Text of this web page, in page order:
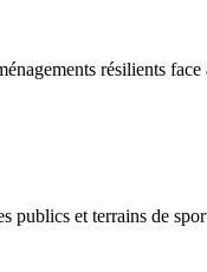
résilients
publics et terrains de